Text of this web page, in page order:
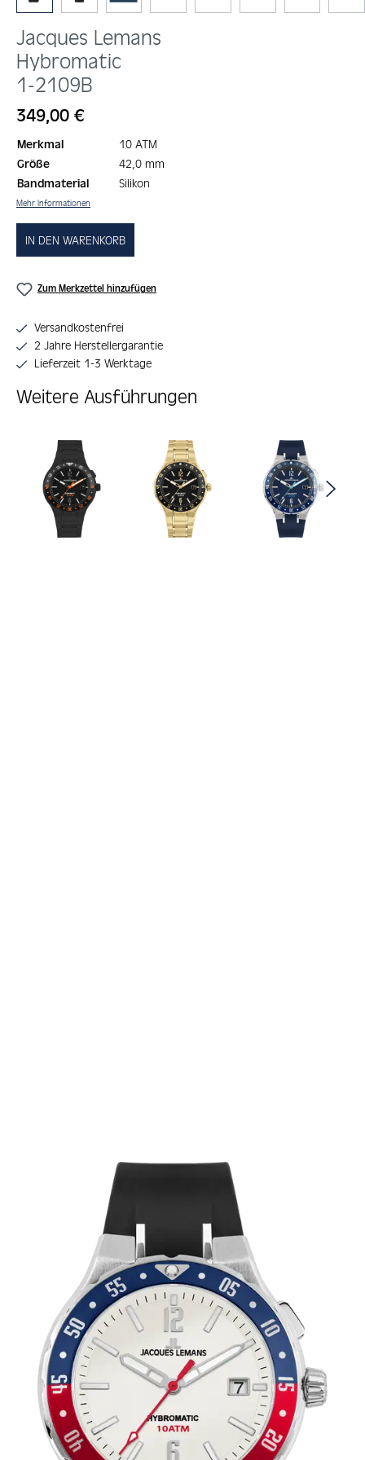
Jacques Lemans
Hybromatic
1-2109B
Regulärer Preis:
349,00 €
Merkmal
10 ATM
Größe
42,0 mm
Bandmaterial
Silikon
Mehr Informationen
IN DEN WARENKORB
Zum Merkzettel hinzufügen
Versandkostenfrei
2 Jahre Herstellergarantie
Lieferzeit 1-3 Werktage
Weitere Ausführungen
Produktgalerie überspringen